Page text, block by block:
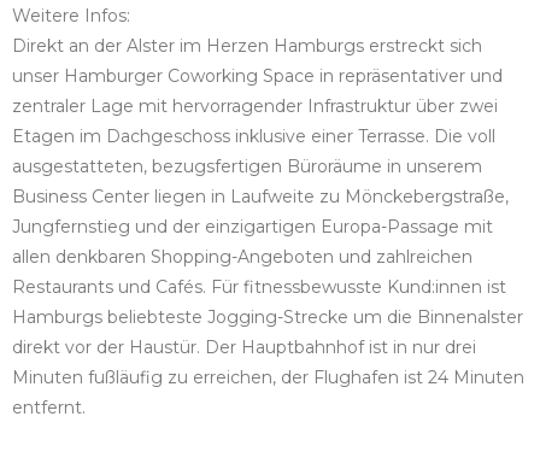
Weitere Infos:
Direkt an der Alster im Herzen Hamburgs erstreckt sich
unser Hamburger Coworking Space in repräsentativer und
zentraler Lage mit hervorragender Infrastruktur über zwei
Etagen im Dachgeschoss inklusive einer Terrasse. Die voll
ausgestatteten, bezugsfertigen Büroräume in unserem
Business Center liegen in Laufweite zu Mönckebergstraße,
Jungfernstieg und der einzigartigen Europa-Passage mit
allen denkbaren Shopping-Angeboten und zahlreichen
Restaurants und Cafés. Für fitnessbewusste Kund:innen ist
Hamburgs beliebteste Jogging-Strecke um die Binnenalster
direkt vor der Haustür. Der Hauptbahnhof ist in nur drei
Minuten fußläufig zu erreichen, der Flughafen ist 24 Minuten
entfernt.